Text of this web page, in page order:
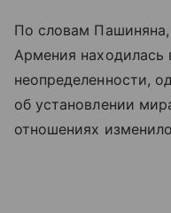
По словам Пашиняна,
Армения находилась
неопределенности,
об установлении
отношениях